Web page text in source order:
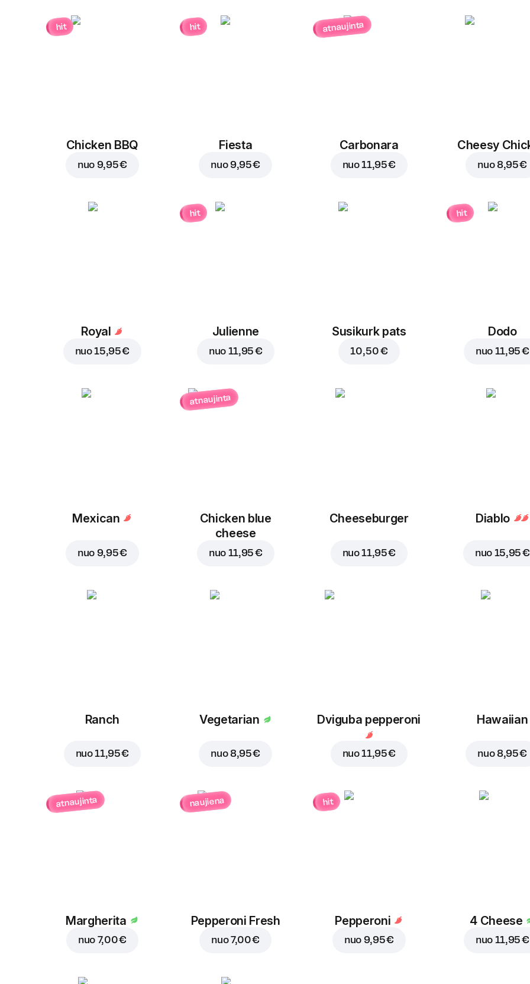
hit
Chicken BBQ
nuo 9,95 €
hit
Fiesta
nuo 9,95 €
atnaujinta
Carbonara
nuo11,95 €
Cheesy
nuo 8,95 €
Royal
nuo15,95 €
hit
Julienne
nuo 11,95 €
Susikurk pats
10,50 €
hit
Dodo
nuo 11,95 €
Mexican
nuo 9,95 €
atnaujinta
Chicken blue
cheese
nuo 11,95 €
Cheeseburger
nuo11,95 €
Diablo
nuo 15,95 €
Ranch
nuo11,95 €
Vegetarian
nuo 8,95 €
Dviguba pepperoni
nuo11,95 €
Hawaiian
nuo 8,95 €
atnaujinta
Margherita
nuo 7,00 €
naujiena
Pepperoni Fresh
nuo7,00 €
hit
Pepperoni
nuo 9,95 €
4 Cheese
nuo 11,95 €